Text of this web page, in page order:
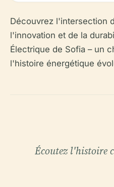
Découvrez l'intersection
l'innovation et de la
Électrique de Sofia – un
l'histoire énergétique
Écoutez l'histoire